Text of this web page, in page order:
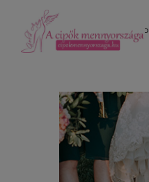
KEZDŐLAP